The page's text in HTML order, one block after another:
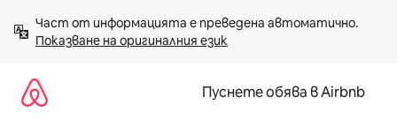
към
съдържанието
Показване на оригиналния език
Пуснете обява в Airbnb